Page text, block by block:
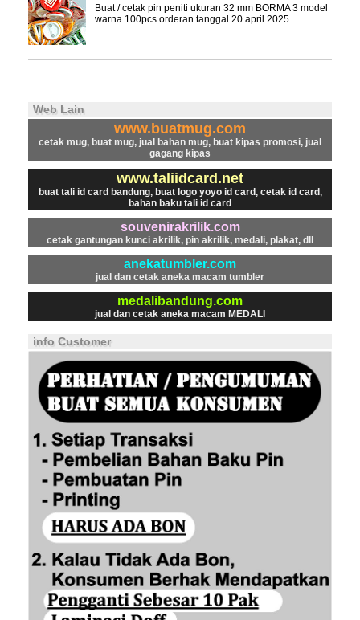
Buat / cetak pin peniti ukuran 32 mm BORMA 3 model
warna 100pcs orderan tanggal 20 april 2025
Web Lain
www.buatmug.com
cetak mug, buat mug, jual bahan mug, buat kipas promosi, jual
gagang kipas
www.taliidcard.net
buat tali id card bandung, buat logo yoyo id card, cetak id card,
bahan baku tali id card
souvenirakrilik.com
cetak gantungan kunci akrilik, pin akrilik, medali, plakat, dll
anekatumbler.com
jual dan cetak aneka macam tumbler
medalibandung.com
jual dan cetak aneka macam MEDALI
info Customer